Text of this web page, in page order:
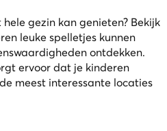
gezin kan genieten? Bekijk
leuke spelletjes kunnen
ontdekken.
ervoor dat je kinderen
meest interessante locaties